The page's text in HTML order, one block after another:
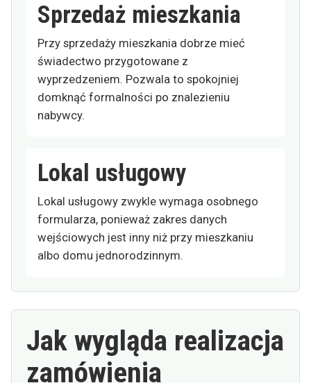
Sprzedaż mieszkania
Przy sprzedaży mieszkania dobrze mieć
świadectwo przygotowane z
wyprzedzeniem. Pozwala to spokojniej
domknąć formalności po znalezieniu
nabywcy.
Lokal usługowy
Lokal usługowy zwykle wymaga osobnego
formularza, ponieważ zakres danych
wejściowych jest inny niż przy mieszkaniu
albo domu jednorodzinnym.
Jak wygląda realizacja
zamówienia